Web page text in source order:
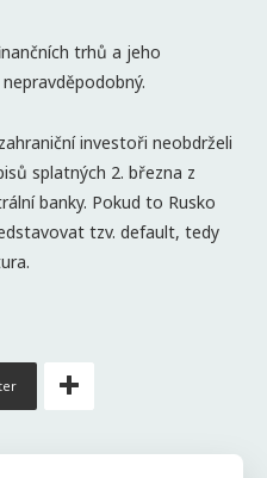
trhů a jeho
investoři neobdrželi
splatných 2. března z
banky. Pokud to Rusko
tzv. default, tedy